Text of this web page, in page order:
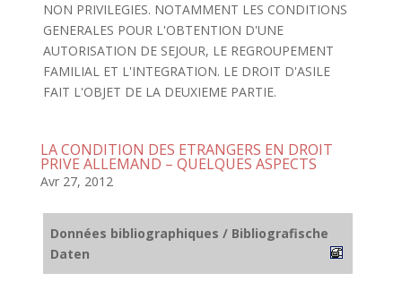
NON PRIVILEGIES. NOTAMMENT LES CONDITIONS
GENERALES POUR L'OBTENTION D'UNE
AUTORISATION DE SEJOUR, LE REGROUPEMENT
FAMILIAL ET L'INTEGRATION. LE DROIT D'ASILE
FAIT L'OBJET DE LA DEUXIEME PARTIE.
LA CONDITION DES ETRANGERS EN DROIT
PRIVE ALLEMAND – QUELQUES ASPECTS
Avr 27, 2012
Données bibliographiques / Bibliografische
Daten